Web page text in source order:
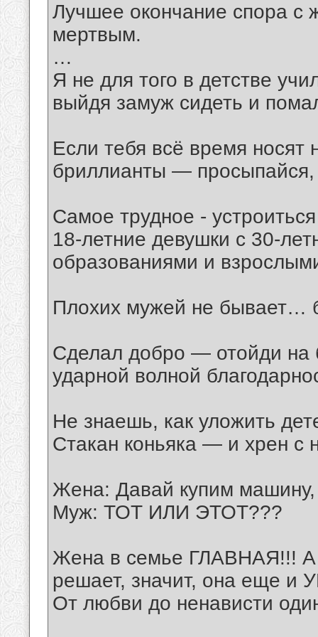
Лучшее окончание спора
мертвым.
…
Я не для того в детстве
выйдя замуж сидеть и
Если тебя всё время носят
бриллианты —
Самое трудное -
18-летние девушки с 30-
образованиями и
Плохих мужей не бывает…
Сделал добро — отойди на
ударной волной
Не знаешь, как уложить
Стакан коньяка — и хрен с
Жена: Давай купим машину,
Муж: ТОТ ИЛИ ЭТОТ???
Жена в семье ГЛАВНАЯ!!! А
решает, значит, она еще и
От любви до ненависти